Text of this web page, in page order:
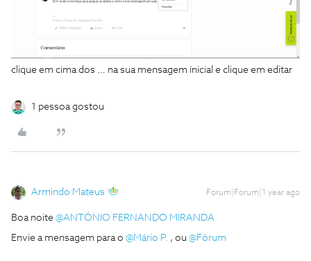
clique em cima dos … na sua mensagem inicial e clique em editar
1 pessoa gostou
Armindo Mateus Forum|Forum|1 year ago
Boa noite ​ @ANTÓNIO FERNANDO MIRANDA
Envie a mensagem para o ​ @Mário P. , ou ​ @Fórum